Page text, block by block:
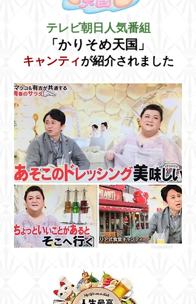
テレビ朝日人気番組
「かりそめ天国」
キャンティが紹介されました